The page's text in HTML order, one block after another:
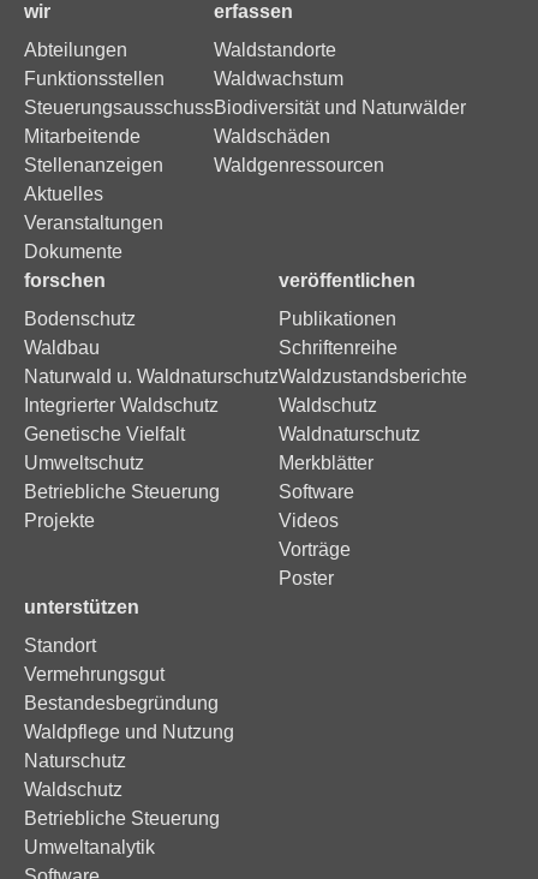
wir
Abteilungen
Funktionsstellen
Steuerungsausschuss
Mitarbeitende
Stellenanzeigen
Aktuelles
Veranstaltungen
Dokumente
erfassen
Waldstandorte
Waldwachstum
Biodiversität und Naturwälder
Waldschäden
Waldgenressourcen
forschen
Bodenschutz
Waldbau
Naturwald u. Waldnaturschutz
Integrierter Waldschutz
Genetische Vielfalt
Umweltschutz
Betriebliche Steuerung
Projekte
veröffentlichen
Publikationen
Schriftenreihe
Waldzustandsberichte
Waldschutz
Waldnaturschutz
Merkblätter
Software
Videos
Vorträge
Poster
unterstützen
Standort
Vermehrungsgut
Bestandesbegründung
Waldpflege und Nutzung
Naturschutz
Waldschutz
Betriebliche Steuerung
Umweltanalytik